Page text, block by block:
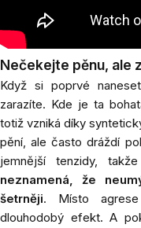
Nečekejte pěnu, ale
Když si poprvé
zarazíte. Kde je ta
totiž vzniká díky
pění, ale často dráždí
jemnější tenzidy,
neznamená, že
šetrněji. Místo
dlouhodobý efekt. A